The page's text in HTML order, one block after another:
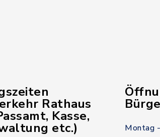
Rathaus
Kasse,
etc.)
Montag